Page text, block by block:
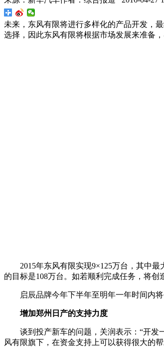
未来，东风有限将进行多样化的产品开发，
选择，因此东风有限将根据市场发展来准备
2015年东风有限实现9×125万台，其中
的目标是108万台。如若顺利完成任务，将创
启辰品牌今年下半年至明年一年时间内
增加郑州日产的支持力度
谈到投产新车的问题，关润表示：“开
风有限旗下，在资金支持上可以获得很大的